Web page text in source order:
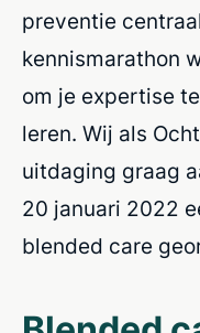
preventie
kennismarathon
om je expertise
leren. Wij als
uitdaging graag
20 januari 2022
blended care